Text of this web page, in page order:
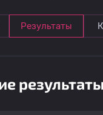
Результаты
результаты